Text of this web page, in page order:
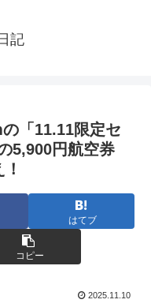
記
「11.11限定セ
5,900円航空券
はてブ
コピー
2025.11.10